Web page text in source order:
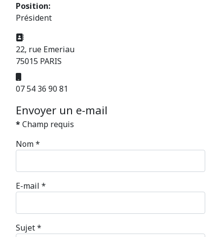
Position:
Président
Adresse:
22, rue Emeriau
75015 PARIS
07 54 36 90 81
Envoyer un e-mail
*Champ requis
Nom*
E-mail *
Sujet*